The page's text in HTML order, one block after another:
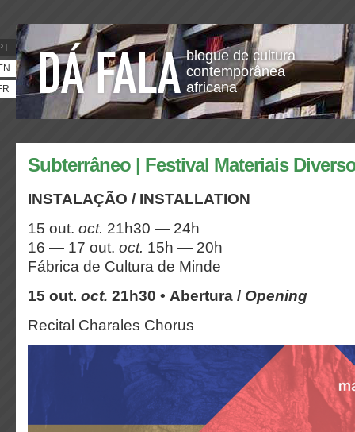
blogue de cultura
contemporânea
africana
Subterrâneo | Festival Materiais
INSTALAÇÃO / INSTALLATION
15 out. oct. 21h30 — 24h
16 — 17 out. oct. 15h — 20h
Fábrica de Cultura de Minde
15 out. oct. 21h30 • Abertura / Opening
Recital Charales Chorus